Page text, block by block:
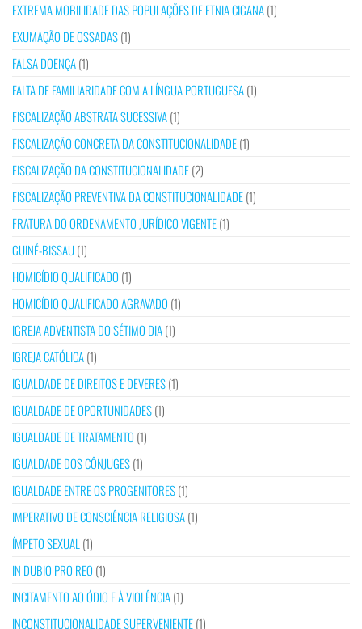
EXTREMA MOBILIDADE DAS POPULAÇÕES DE ETNIA CIGANA(1)
EXUMAÇÃO DE OSSADAS(1)
FALSA DOENÇA(1)
FALTA DE FAMILIARIDADE COM A LÍNGUA PORTUGUESA(1)
FISCALIZAÇÃO ABSTRATA SUCESSIVA(1)
FISCALIZAÇÃO CONCRETA DA CONSTITUCIONALIDADE(1)
FISCALIZAÇÃO DA CONSTITUCIONALIDADE(2)
FISCALIZAÇÃO PREVENTIVA DA CONSTITUCIONALIDADE(1)
FRATURA DO ORDENAMENTO JURÍDICO VIGENTE(1)
GUINÉ-BISSAU(1)
HOMICÍDIO QUALIFICADO (1)
HOMICÍDIO QUALIFICADO AGRAVADO (1)
IGREJA ADVENTISTA DO SÉTIMO DIA(1)
IGREJA CATÓLICA(1)
IGUALDADE DE DIREITOS E DEVERES(1)
IGUALDADE DE OPORTUNIDADES(1)
IGUALDADE DE TRATAMENTO (1)
IGUALDADE DOS CÔNJUGES(1)
IGUALDADE ENTRE OS PROGENITORES(1)
IMPERATIVO DE CONSCIÊNCIA RELIGIOSA(1)
ÍMPETO SEXUAL (1)
IN DUBIO PRO REO (1)
INCITAMENTO AO ÓDIO E À VIOLÊNCIA(1)
INCONSTITUCIONALIDADE SUPERVENIENTE(1)